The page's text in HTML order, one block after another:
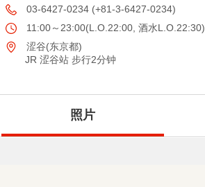
03-6427-0234 (+81-3-6427-0234)
11:00～23:00(L.O.22:00, 酒水L.O.22:30)
涩谷(东京都)
JR 涩谷站 步行2分钟
照片